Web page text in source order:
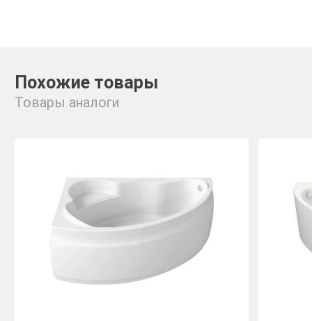
Похожие товары
Товары аналоги